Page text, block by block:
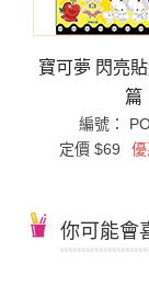
寶可夢 閃亮
篇
編號：
定價 $69
你可能會